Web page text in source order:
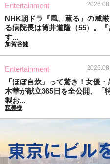
Entertainment
NHK朝ドラ『風、薫る』の威
る病院長は筒井道隆（55）。『
す...
加賀谷健
Entertainment
「ほぼ自炊」って驚き！女優・
木華が献立365日を全公開、「
製お...
森美樹